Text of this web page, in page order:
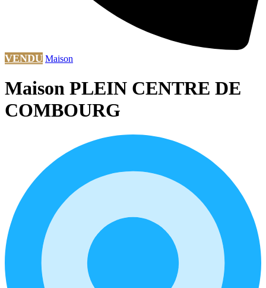
VENDU Maison
Maison PLEIN CENTRE DE
COMBOURG